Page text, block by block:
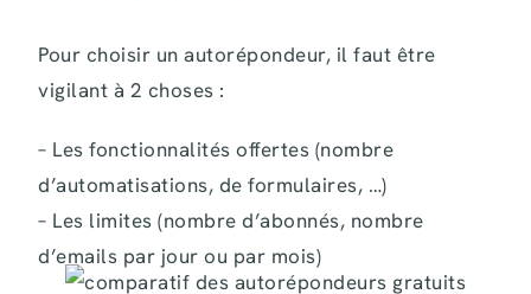
Pour choisir un autorépondeur, il faut être
vigilant à 2 choses :
– Les fonctionnalités offertes (nombre
d’automatisations, de formulaires, …)
– Les limites (nombre d’abonnés, nombre
d’emails par jour ou par mois)